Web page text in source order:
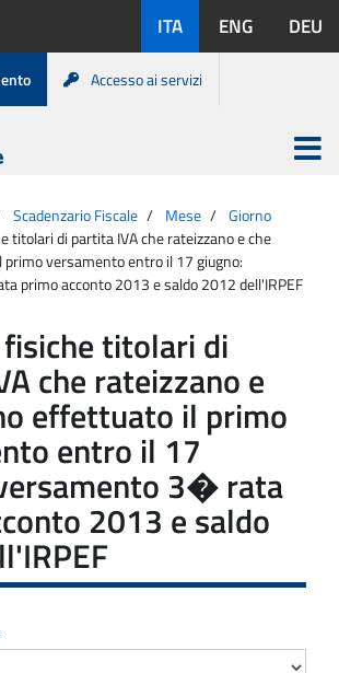
disponibili:
ITA ENG DEU
Accesso ai servizi
Apri
menu
Scadenzario Fiscale Mese
Giorno
titolari di partita IVA che rateizzano e che
versamento entro il 17 giugno:
primo acconto 2013 e saldo 2012 dell'IRPEF
titolari di
che rateizzano e
effettuato il primo
entro il 17
3� rata
2013 e saldo